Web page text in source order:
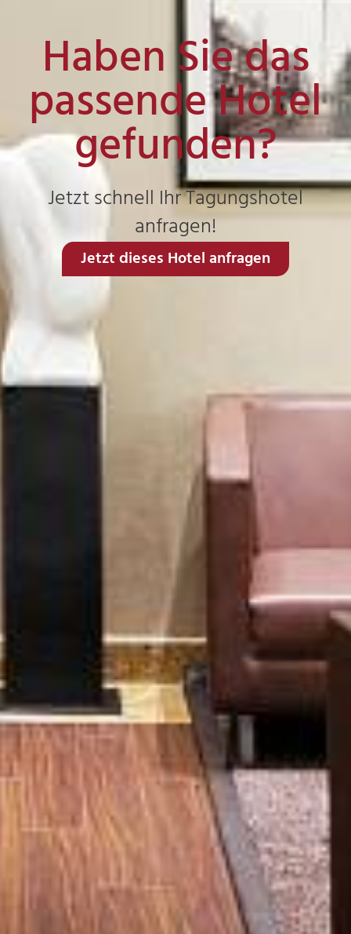
Haben Sie das
passende Hotel
gefunden?
Jetzt schnell Ihr Tagungshotel
anfragen!
Jetzt dieses Hotel anfragen